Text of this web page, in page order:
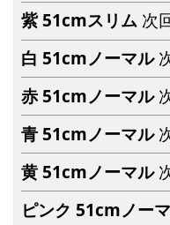
紫 51cmスリム 次
白 51cmノーマル
赤 51cmノーマル
青 51cmノーマル
黄 51cmノーマル
ピンク 51cmノー